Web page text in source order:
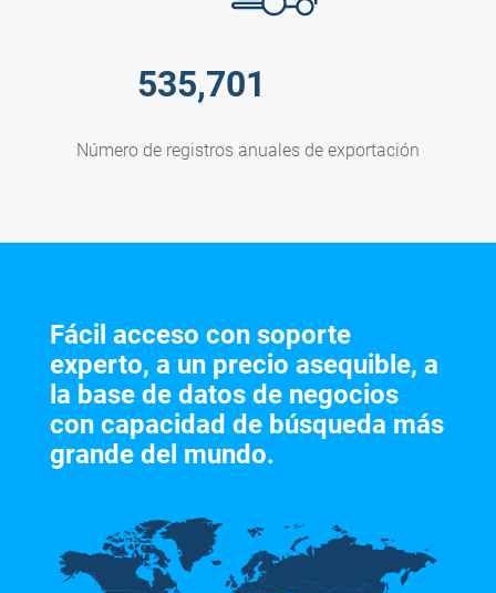
535,701
Número de registros anuales de exportación
Fácil acceso con soporte
experto, a un precio asequible, a
la base de datos de negocios
con capacidad de búsqueda más
grande del mundo.